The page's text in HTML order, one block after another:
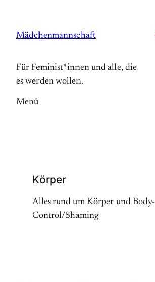
springen
Mädchenmannschaft
Für Feminist*innen und alle, die
es werden wollen.
Menü
Körper
Alles rund um Körper und Body-
Control/Shaming